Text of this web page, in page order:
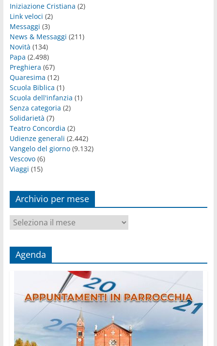
Iniziazione Cristiana (2)
Link veloci (2)
Messaggi (3)
News & Messaggi (211)
Novità (134)
Papa (2.498)
Preghiera (67)
Quaresima (12)
Scuola Biblica (1)
Scuola dell'infanzia (1)
Senza categoria (2)
Solidarietà (7)
Teatro Concordia (2)
Udienze generali (2.442)
Vangelo del giorno(9.132)
Vescovo(6)
Viaggi (15)
Archivio per mese
Archivio
per
Agenda